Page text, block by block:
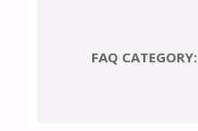
FAQ CATEGORY: